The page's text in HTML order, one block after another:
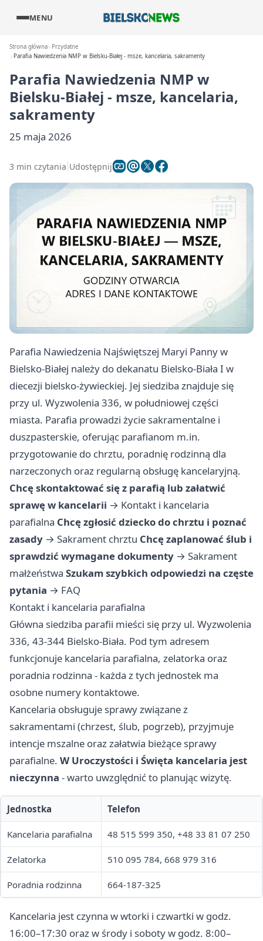
MENU
Strona główna
Przydatne
Parafia Nawiedzenia NMP w Bielsku-Białej - msze, kancelaria, sakramenty
Parafia Nawiedzenia NMP w
Bielsku-Białej - msze, kancelaria,
sakramenty
25 maja 2026
3 min czytania Udostępnij
Parafia Nawiedzenia Najświętszej Maryi Panny w
Bielsko-Białej należy do dekanatu Bielsko-Biała I w
diecezji bielsko-żywieckiej. Jej siedziba znajduje się
przy ul. Wyzwolenia 336, w południowej części
miasta. Parafia prowadzi życie sakramentalne i
duszpasterskie, oferując parafianom m.in.
przygotowanie do chrztu, poradnię rodzinną dla
narzeczonych oraz regularną obsługę kancelaryjną.
Chcę skontaktować się z parafią lub załatwić
sprawę w kancelarii → Kontakt i kancelaria
parafialna Chcę zgłosić dziecko do chrztu i poznać
zasady → Sakrament chrztu Chcę zaplanować ślub i
sprawdzić wymagane dokumenty → Sakrament
małżeństwa Szukam szybkich odpowiedzi na częste
pytania → FAQ
Kontakt i kancelaria parafialna
Główna siedziba parafii mieści się przy ul. Wyzwolenia
336, 43-344 Bielsko-Biała. Pod tym adresem
funkcjonuje kancelaria parafialna, zelatorka oraz
poradnia rodzinna - każda z tych jednostek ma
osobne numery kontaktowe.
Kancelaria obsługuje sprawy związane z
sakramentami (chrzest, ślub, pogrzeb), przyjmuje
intencje mszalne oraz załatwia bieżące sprawy
parafialne. W Uroczystości i Święta kancelaria jest
nieczynna - warto uwzględnić to planując wizytę.
Jednostka Telefon
Kancelaria parafialna 48 515 599 350, +48 33 81 07 250
Zelatorka 510 095 784, 668 979 316
Poradnia rodzinna 664-187-325
Kancelaria jest czynna w wtorki i czwartki w godz.
16:00–17:30 oraz w środy i soboty w godz. 8:00–